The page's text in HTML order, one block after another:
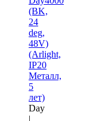
(BK,
24
deg,
48V)
(Arlight,
IP20
Металл,
5
лет)
Day
|